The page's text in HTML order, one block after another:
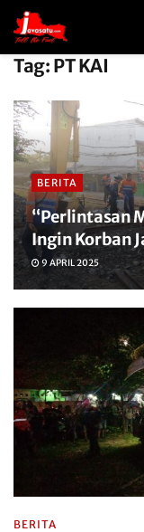
Tag: PT KAI
BERITA
“Perlintasan
Ingin Korban
9 APRIL 2025
BERITA